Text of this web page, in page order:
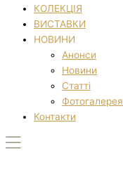
КОЛЕКЦІЯ
ВИСТАВКИ
НОВИНИ
Анонси
Новини
Статті
Фотогалерея
Контакти